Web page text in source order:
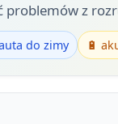
problemów z
do zimy 🔋